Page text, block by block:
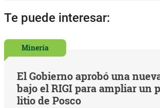
Te puede interesar:
Minería
El Gobierno aprobó una
bajo el RIGI para ampliar un
litio de Posco